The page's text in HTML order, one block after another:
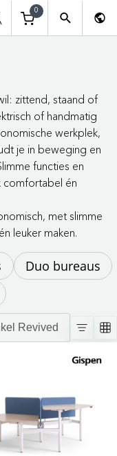
0
zittend, staand of
of handmatig
werkplek,
je in beweging en
functies en
comfortabel én
met slimme
leuker maken.
Duo bureaus
Revived